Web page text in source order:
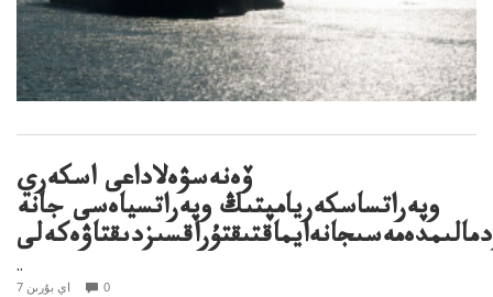
ۆەنەسۋەلاداعى اسكەري
وپەراتساسكەريامپتىڭ وپەراتسياەسى جانە
..
7 اي بۇرىن 0